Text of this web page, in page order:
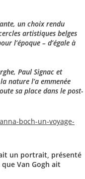
un choix rendu
artistiques belges
l’époque – d’égale à
Paul Signac et
nature l’a emmenée
sa place dans le post-
boch-un-voyage-
un portrait, présenté
Van Gogh ait